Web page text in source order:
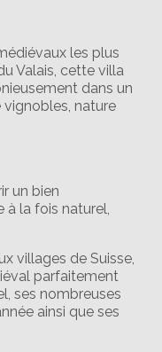
les plus
Valais, cette villa
dans un
vignobles, nature
un bien
à la fois naturel,
villages de Suisse,
parfaitement
ses nombreuses
ainsi que ses